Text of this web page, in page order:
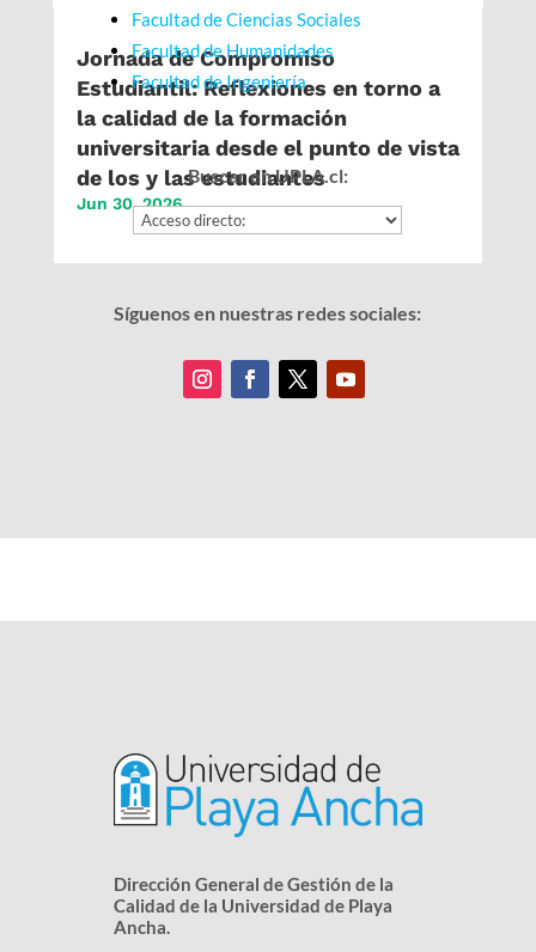
Jornada de Compromiso
Estudiantil: Reflexiones en torno a
la calidad de la formación
universitaria desde el punto de vista
de los y las estudiantes
Jun 30, 2026
Facultad de Ciencias Sociales
Facultad de Humanidades
Facultad de Ingeniería
Buscar en UPLA.cl:
Síguenos en nuestras redes sociales:
Dirección General de Gestión de la
Calidad de la Universidad de Playa
Ancha.